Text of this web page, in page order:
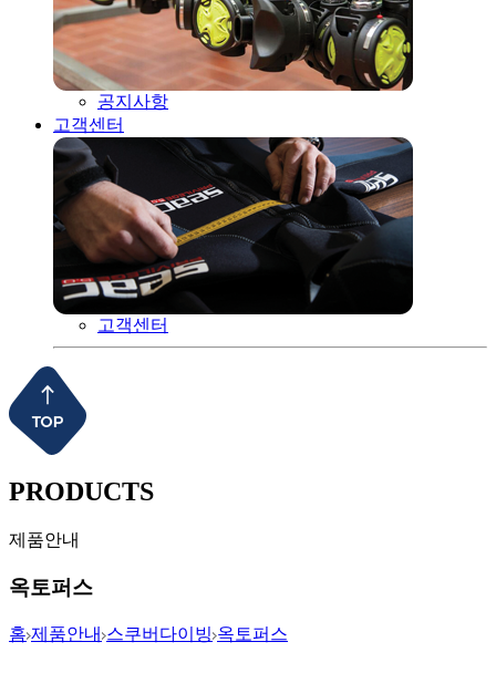
공지사항
고객센터
고객센터
PRODUCTS
제품안내
옥토퍼스
홈 제품안내 스쿠버다이빙 옥토퍼스